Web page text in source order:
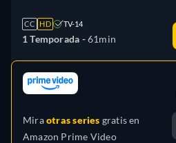
CC HD TV-14
1 Temporada -61min
Miraotras series gratis en
Amazon Prime Video